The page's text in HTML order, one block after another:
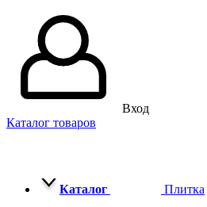
Вход
Каталог товаров
Каталог Плитка